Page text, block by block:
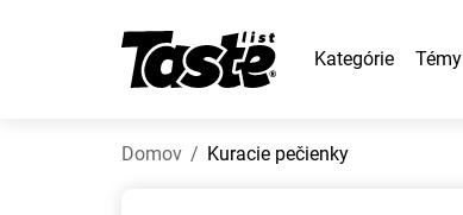
Kategórie Témy
Domov Kuracie pečienky